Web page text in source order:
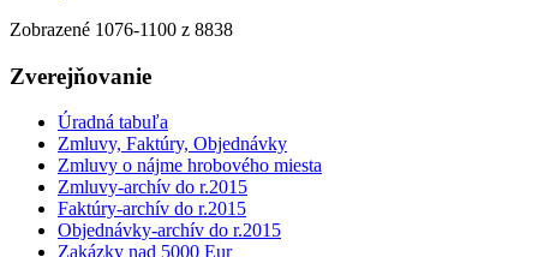
Zobrazené 1076-1100 z 8838
Zverejňovanie
Úradná tabuľa
Zmluvy, Faktúry, Objednávky
Zmluvy o nájme hrobového miesta
Zmluvy-archív do r.2015
Faktúry-archív do r.2015
Objednávky-archív do r.2015
Zakázky nad 5000 Eur